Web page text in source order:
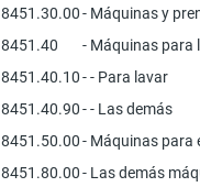
8451.30.00- Máquinas y
8451.40
- Máquinas para
8451.40.10- - Para lavar
8451.40.90- - Las demás
8451.50.00- Máquinas para
8451.80.00- Las demás